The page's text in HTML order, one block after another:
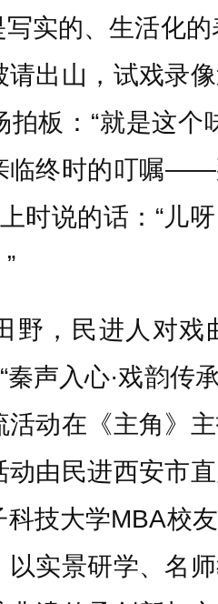
实的、生活化
请出山，试戏录
拍板：“就是这个
临终时的叮嘱
时说的话：“儿
，民进人对戏
声入心·戏韵传
活动在《主角》
动由民进西安市
科技大学MBA校
以实景研学、名